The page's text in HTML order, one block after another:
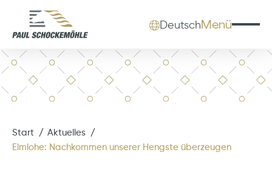
DeutschMenü
Start
Aktuelles
Elmlohe: Nachkommen unserer Hengste überzeugen